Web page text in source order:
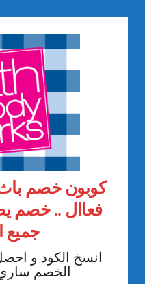
جميع
انسخ الكود و
الخصم ساري